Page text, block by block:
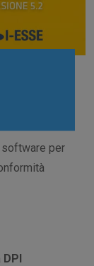
per
DPI